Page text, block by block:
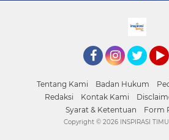
Tentang Kami Badan Hukum
Redaksi
Kontak Kami
Syarat & Ketentuan
Form
Copyright © 2026 INSPIRASI